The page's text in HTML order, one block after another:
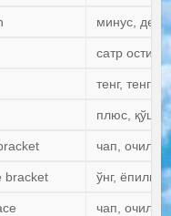
минус,
сатр остига
тенг, тенглик
плюс, қўшув
чап,
bracket ўнг,
чап,